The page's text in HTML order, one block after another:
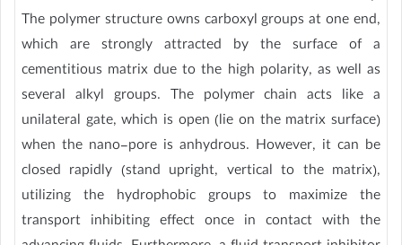
The polymer structure owns carboxyl groups at one end,
which are strongly attracted by the surface of a
cementitious matrix due to the high polarity, as well as
several alkyl groups. The polymer chain acts like a
unilateral gate, which is open (lie on the matrix surface)
when the nano-pore is anhydrous. However, it can be
closed rapidly (stand upright, vertical to the matrix),
utilizing the hydrophobic groups to maximize the
transport inhibiting effect once in contact with the